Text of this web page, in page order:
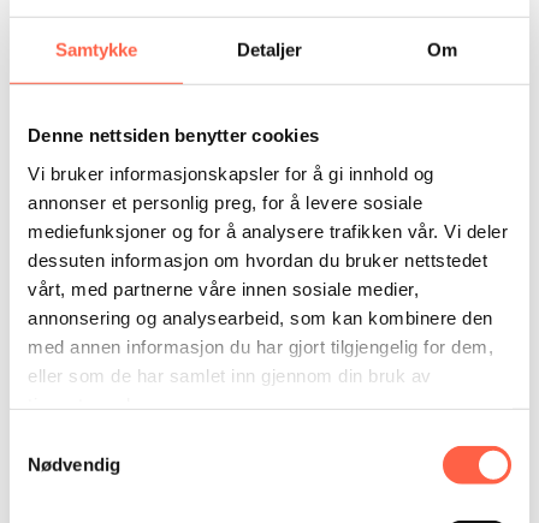
Samtykke Detaljer Om
Denne nettsiden benytter cookies
Vi bruker informasjonskapsler for å gi innhold og
annonser et personlig preg, for å levere sosiale
mediefunksjoner og for å analysere trafikken vår. Vi deler
dessuten informasjon om hvordan du bruker nettstedet
vårt, med partnerne våre innen sosiale medier,
annonsering og analysearbeid, som kan kombinere den
med annen informasjon du har gjort tilgjengelig for dem,
eller som de har samlet inn gjennom din bruk av
Nødvendig
Pollarit
Pyöröportti